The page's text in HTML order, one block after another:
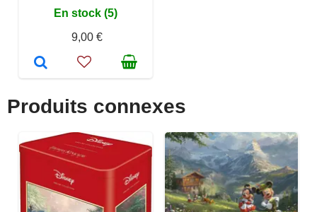
En stock (5)
9,00 €
Produits connexes